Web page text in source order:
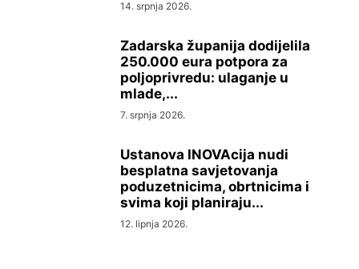
14. srpnja 2026.
Zadarska županija dodijelila
250.000 eura potpora za
poljoprivredu: ulaganje u
mlade,...
7. srpnja 2026.
Ustanova INOVAcija nudi
besplatna savjetovanja
poduzetnicima, obrtnicima i
svima koji planiraju...
12. lipnja 2026.